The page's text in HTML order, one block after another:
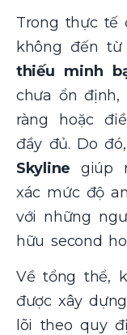
Trong thực tế
không đến
thiếu minh
chưa ổn
ràng hoặc
đầy đủ. Do
Skyline giúp
xác mức độ
với những
hữu second
Về tổng thể,
được xây
lõi theo quy